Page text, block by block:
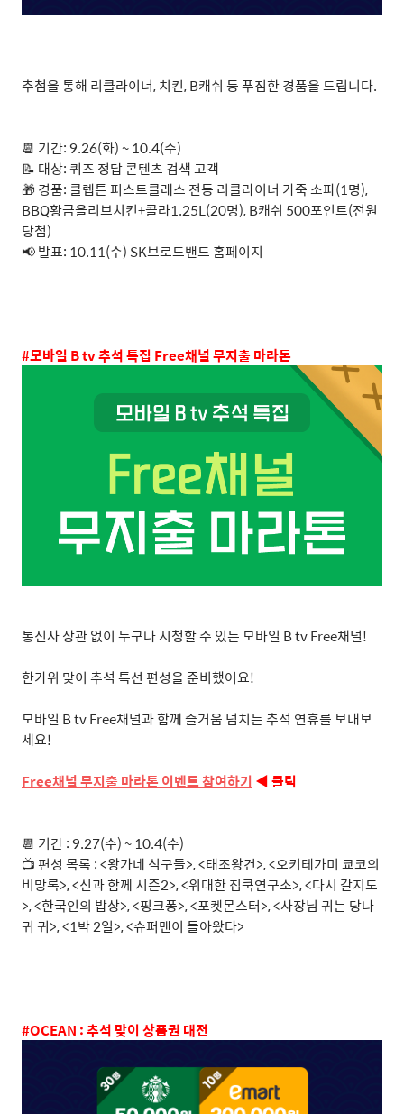
추첨을 통해 리클라이너, 치킨, B캐쉬 등 푸짐한 경품을 드립니다.
📆 기간: 9.26(화) ~ 10.4(수)
📝 대상: 퀴즈 정답 콘텐츠 검색 고객
🎁 경품: 클렙튼 퍼스트클래스 전동 리클라이너 가죽 소파(1명),
BBQ황금올리브치킨+콜라1.25L(20명), B캐쉬 500포인트(전원
당첨)
📢 발표: 10.11(수) SK브로드밴드 홈페이지
#모바일 B tv 추석 특집 Free채널 무지출 마라톤
통신사 상관 없이 누구나 시청할 수 있는 모바일 B tv Free채널!
한가위 맞이 추석 특선 편성을 준비했어요!
모바일 B tv Free채널과 함께 즐거움 넘치는 추석 연휴를 보내보
세요!
Free채널무지출 마라톤 이벤트참여하기 ◀ 클릭
📆 기간 : 9.27(수) ~ 10.4(수)
📺 편성 목록 : <왕가네 식구들>, <태조왕건>, <오키테가미 쿄코의
비망록>, <신과 함께 시즌2>, <위대한 집쿡연구소>, <다시 갈지도
>, <한국인의 밥상>, <핑크퐁>, <포켓몬스터>, <사장님 귀는 당나
귀 귀>, <1박 2일>, <슈퍼맨이 돌아왔다>
#OCEAN :추석 맞이 상품권 대전